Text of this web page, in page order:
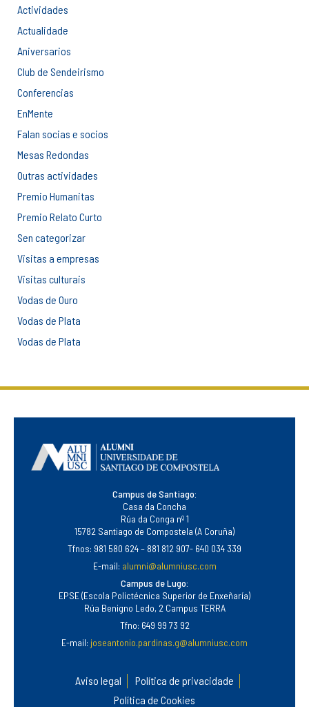
Actividades
Actualidade
Aniversarios
Club de Sendeirismo
Conferencias
EnMente
Falan socias e socios
Mesas Redondas
Outras actividades
Premio Humanitas
Premio Relato Curto
Sen categorizar
Visitas a empresas
Visitas culturais
Vodas de Ouro
Vodas de Plata
Vodas de Plata
Campus de Santiago:
Casa da Concha
Rúa da Conga nº 1
15782 Santiago de Compostela (A Coruña)
Tfnos: 981 580 624 – 881 812 907- 640 034 339
E-mail: alumni@alumniusc.com
Campus de Lugo:
EPSE (Escola Polictécnica Superior de Enxeñaría)
Rúa Benigno Ledo, 2 Campus TERRA
Tfno: 649 99 73 92
E-mail: joseantonio.pardinas.g@alumniusc.com
Aviso legal
Política de privacidade
Política de Cookies